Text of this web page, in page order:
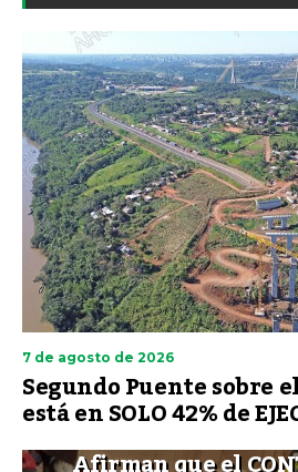
7 de agosto de 2026
Segundo Puente sobre
está en SOLO 42% de